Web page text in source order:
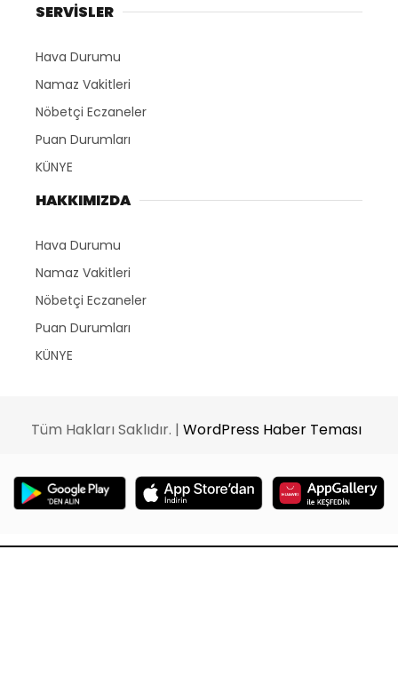
SERVİSLER
Hava Durumu
Namaz Vakitleri
Nöbetçi Eczaneler
Puan Durumları
KÜNYE
HAKKIMIZDA
Hava Durumu
Namaz Vakitleri
Nöbetçi Eczaneler
Puan Durumları
KÜNYE
Tüm Hakları Saklıdır. | WordPress Haber Teması